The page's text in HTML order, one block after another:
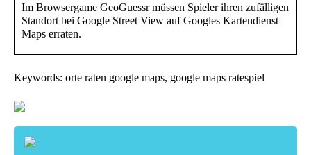
Im Browsergame GeoGuessr müssen Spieler ihren zufälligen
Standort bei Google Street View auf Googles Kartendienst
Maps erraten.
Keywords: orte raten google maps, google maps ratespiel